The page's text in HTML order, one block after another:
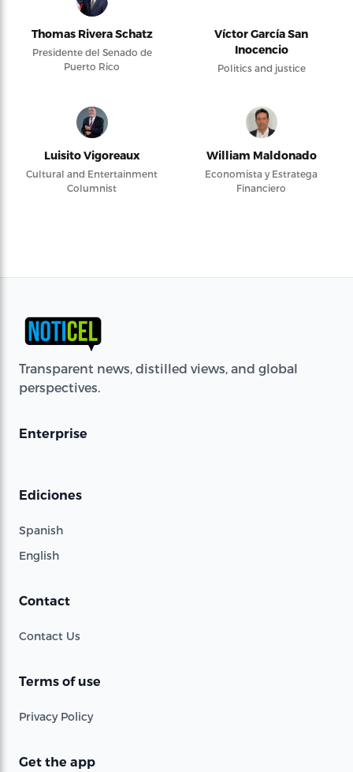
Thomas Rivera Schatz
Presidente del Senado de
Puerto Rico
Víctor García San
Inocencio
Politics and justice
Luisito Vigoreaux
Cultural and Entertainment
Columnist
William Maldonado
Economista y Estratega
Financiero
Transparent news, distilled views, and global
perspectives.
Enterprise
Ediciones
Spanish
English
Contact
Contact Us
Terms of use
Privacy Policy
Get the app